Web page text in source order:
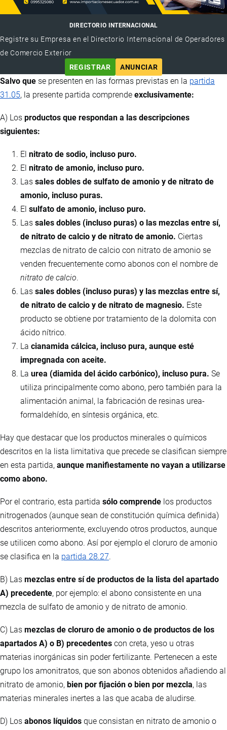
DIRECTORIO INTERNACIONAL
Registre su Empresa en el Directorio Internacional de Operadores
de Comercio Exterior
REGISTRAR
ANUNCIAR
Salvo que se presenten en las formas previstas en la partida
31.05, la presente partida comprende exclusivamente:
A) Los productos que respondan a las descripciones
siguientes:
El nitrato de sodio, incluso puro.
El nitrato de amonio, incluso puro.
Las sales dobles de sulfato de amonio y de nitrato de
amonio, incluso puras.
El sulfato de amonio, incluso puro.
Las sales dobles (incluso puras) o las mezclas entre sí,
de nitrato de calcio y de nitrato de amonio. Ciertas
mezclas de nitrato de calcio con nitrato de amonio se
venden frecuentemente como abonos con el nombre de
nitrato de calcio.
Las sales dobles (incluso puras) y las mezclas entre sí,
de nitrato de calcio y de nitrato de magnesio. Este
producto se obtiene por tratamiento de la dolomita con
ácido nítrico.
La cianamida cálcica, incluso pura, aunque esté
impregnada con aceite.
La urea (diamida del ácido carbónico), incluso pura. Se
utiliza principalmente como abono, pero también para la
alimentación animal, la fabricación de resinas urea-
formaldehído, en síntesis orgánica, etc.
Hay que destacar que los productos minerales o químicos
descritos en la lista limitativa que precede se clasifican siempre
en esta partida, aunque manifiestamente no vayan a utilizarse
como abono.
Por el contrario, esta partida sólo comprende los productos
nitrogenados (aunque sean de constitución química definida)
descritos anteriormente, excluyendo otros productos, aunque
se utilicen como abono. Así por ejemplo el cloruro de amonio
se clasifica en la partida 28.27.
B) Las mezclas entre sí de productos de la lista del apartado
A) precedente, por ejemplo: el abono consistente en una
mezcla de sulfato de amonio y de nitrato de amonio.
C) Las mezclas de cloruro de amonio o de productos de los
apartados A) o B) precedentes con creta, yeso u otras
materias inorgánicas sin poder fertilizante. Pertenecen a este
grupo los amonitratos, que son abonos obtenidos añadiendo al
nitrato de amonio, bien por fijación o bien por mezcla, las
materias minerales inertes a las que acaba de aludirse.
D) Los abonos líquidos que consistan en nitrato de amonio o